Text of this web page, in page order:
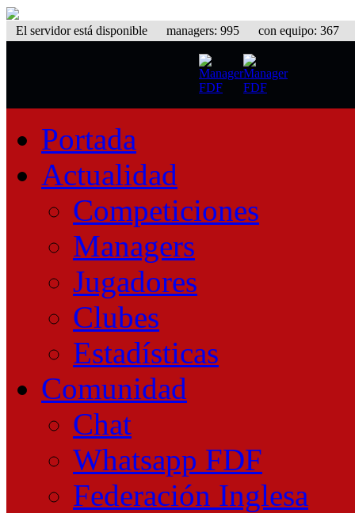
El servidor está disponible managers: 995 con equipo: 367
Portada
Actualidad
Competiciones
Managers
Jugadores
Clubes
Estadísticas
Comunidad
Chat
Whatsapp FDF
Federación Inglesa